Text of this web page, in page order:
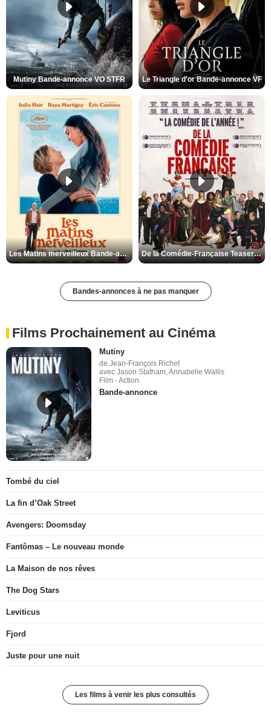
Mutiny Bande-annonce VO STFR Le Triangle d'or Bande-annonce VF
Les Matins merveilleux Bande-annonce VF De la Comédie-Française Teaser VF
Bandes-annonces à ne pas manquer
Films Prochainement au Cinéma
Mutiny
de Jean-François Richet
avec Jason Statham, Annabelle Wallis
Film - Action
Bande-annonce
Tombé du ciel
La fin d’Oak Street
Avengers: Doomsday
Fantômas – Le nouveau monde
La Maison de nos rêves
The Dog Stars
Leviticus
Fjord
Juste pour une nuit
Les films à venir les plus consultés